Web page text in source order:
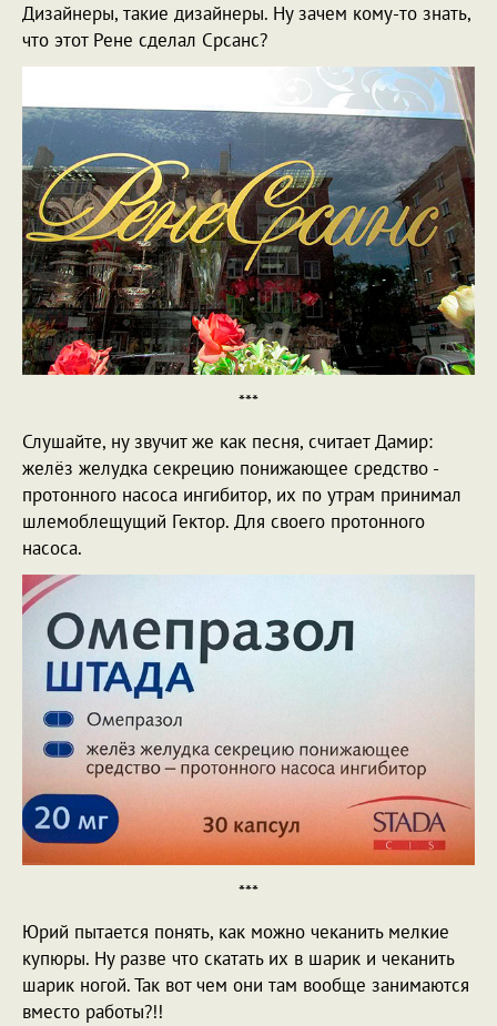
Дизайнеры, такие дизайнеры. Ну зачем кому-то знать,
что этот Рене сделал Срсанс?
***
Слушайте, ну звучит же как песня, считает Дамир:
желёз желудка секрецию понижающее средство -
протонного насоса ингибитор, их по утрам принимал
шлемоблещущий Гектор. Для своего протонного
насоса.
***
Юрий пытается понять, как можно чеканить мелкие
купюры. Ну разве что скатать их в шарик и чеканить
шарик ногой. Так вот чем они там вообще занимаются
вместо работы?!!